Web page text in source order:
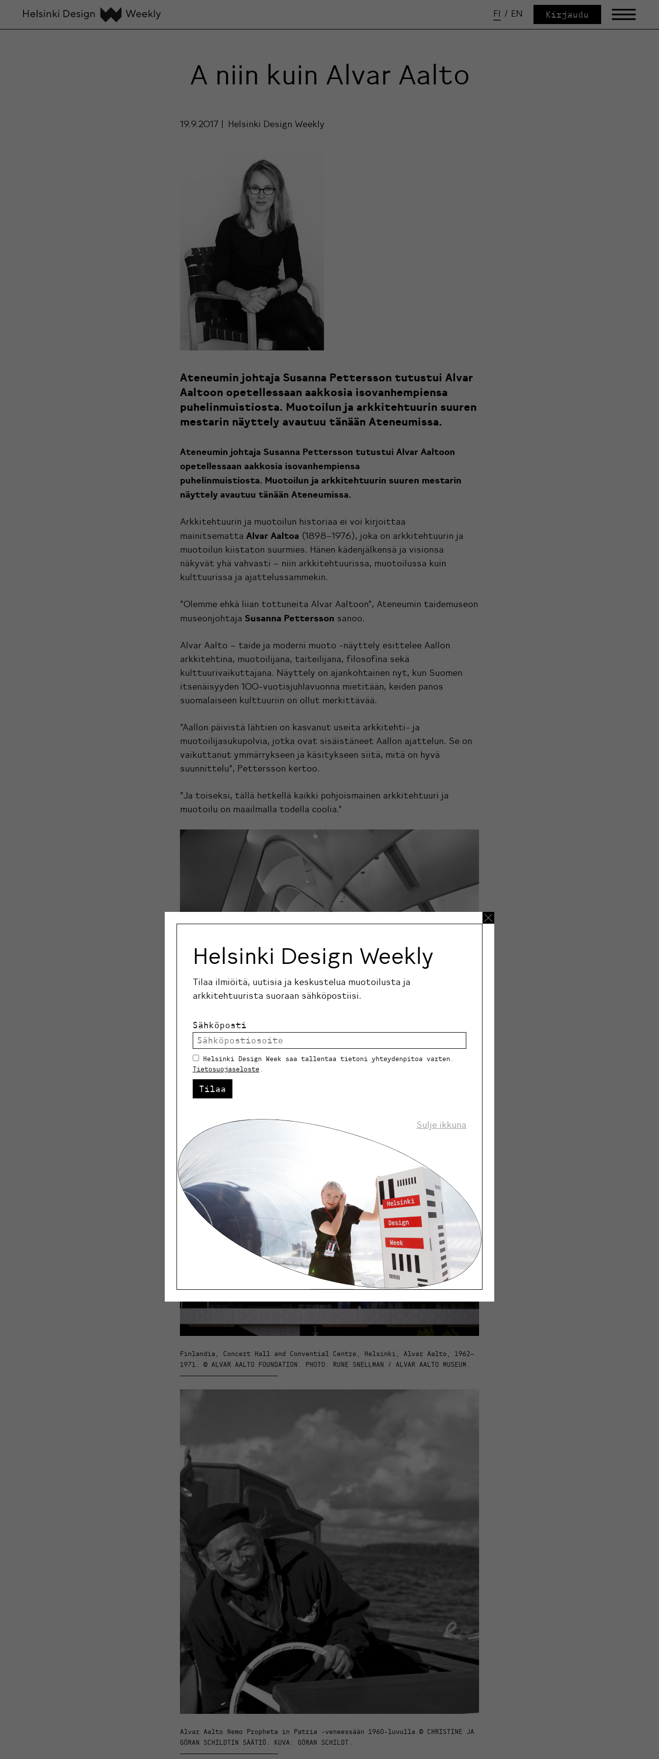
FI / EN Kirjaudu
A niin kuin Alvar Aalto
19.9.2017 Helsinki Design Weekly
Ateneumin johtaja Susanna Pettersson tutustui Alvar
Aaltoon opetellessaan aakkosia isovanhempiensa
puhelinmuistiosta. Muotoilun ja arkkitehtuurin suuren
mestarin näyttely avautuu tänään Ateneumissa.
Ateneumin johtaja Susanna Pettersson tutustui Alvar Aaltoon
opetellessaan aakkosia isovanhempiensa
puhelinmuistiosta. Muotoilun ja arkkitehtuurin suuren mestarin
näyttely avautuu tänään Ateneumissa.
Arkkitehtuurin ja muotoilun historiaa ei voi kirjoittaa
mainitsematta Alvar Aaltoa (1898–1976), joka on arkkitehtuurin ja
muotoilun kiistaton suurmies. Hänen kädenjälkensä ja visionsa
näkyvät yhä vahvasti – niin arkkitehtuurissa, muotoilussa kuin
kulttuurissa ja ajattelussammekin.
”Olemme ehkä liian tottuneita Alvar Aaltoon”, Ateneumin taidemuseon
museonjohtaja Susanna Pettersson sanoo.
Alvar Aalto – taide ja moderni muoto -näyttely esittelee Aallon
arkkitehtina, muotoilijana, taiteilijana, filosofina sekä
kulttuurivaikuttajana. Näyttely on ajankohtainen nyt, kun Suomen
itsenäisyyden 100-vuotisjuhlavuonna mietitään, keiden panos
suomalaiseen kulttuuriin on ollut merkittävää.
”Aallon päivistä lähtien on kasvanut useita arkkitehti- ja
muotoilijasukupolvia, jotka ovat sisäistäneet Aallon ajattelun. Se on
vaikuttanut ymmärrykseen ja käsitykseen siitä, mitä on hyvä
suunnittelu”, Pettersson kertoo.
”Ja toiseksi, tällä hetkellä kaikki pohjoismainen arkkitehtuuri ja
muotoilu on maailmalla todella coolia.”
Aalto-yliopiston teknillisen alan korkeakoulut, iso auditorio, Otaniemi,
Espoo (1956). © ALVAR AALTO MUSEUM / MARTTI KAPANEN.
Finlandia, Concert Hall and Convential Centre, Helsinki, Alvar Aalto, 1962–
1971. © ALVAR AALTO FOUNDATION. PHOTO: RUNE SNELLMAN / ALVAR AALTO MUSEUM.
Alvar Aalto Nemo Propheta in Patria -veneessään 1960-luvulla.© CHRISTINE JA
GÖRAN SCHILDTIN SÄÄTIÖ. KUVA: GÖRAN SCHILDT.
Helsinki Design Weekly
Tilaa ilmiöitä, uutisia ja keskustelua muotoilusta ja
arkkitehtuurista suoraan sähköpostiisi.
Sähköposti
Helsinki Design Week saa tallentaa tietoni yhteydenpitoa varten.
Tietosuojaseloste .
Tilaa
Sulje ikkuna